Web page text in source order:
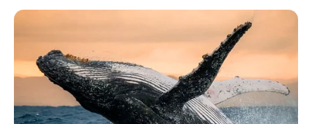
vías.
A la fecha se tienen 46 casos de siniestros viales donde
uno se dio en lo corrido de este mes de diciembre.
COMPARTIR